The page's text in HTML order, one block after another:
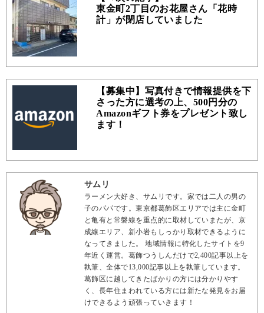
東金町2丁目のお花屋さん「花時
計」が閉店していました
【募集中】写真付きで情報提供を下
さった方に選考の上、500円分の
Amazonギフト券をプレゼント致し
ます！
サムリ
ラーメン大好き、サムリです。家では二人の男の
子のパパです。東京都葛飾区エリアでは主に金町
と亀有と常磐線を重点的に取材していまたが、京
成線エリア、新小岩もしっかり取材できるように
なってきました。 地域情報に特化したサイトを9
年近く運営。葛飾つうしんだけで2,400記事以上を
執筆、全体で13,000記事以上を執筆しています。
葛飾区に越してきたばかりの方には分かりやす
く、長年住まわれている方には新たな発見をお届
けできるよう頑張っていきます！